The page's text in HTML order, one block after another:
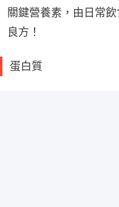
關鍵營養素，由日常
良方！
蛋白質